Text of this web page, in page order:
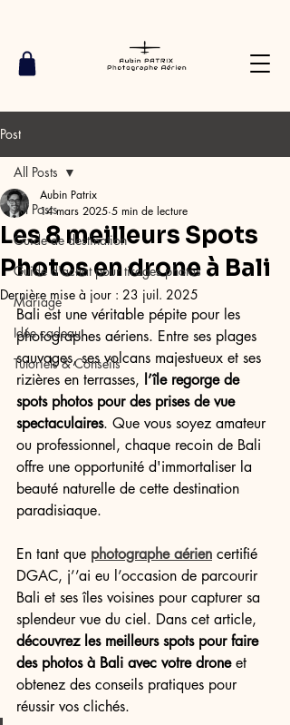
Post
All Posts
Guide de destination
Guide d'achat pour tirages photos
Mariage
Idée cadeau
Tutoriels & Conseils
All Posts
Les 8 meilleurs Spots
Photos en drone à Bali
Aubin Patrix
14 mars 2025 5 min de lecture
Dernière mise à jour : 23 juil. 2025
Bali est une véritable pépite pour les
photographes aériens. Entre ses plages
sauvages, ses volcans majestueux et ses
rizières en terrasses, l’île regorge de
spots photos pour des prises de vue
spectaculaires. Que vous soyez amateur
ou professionnel, chaque recoin de Bali
offre une opportunité d'immortaliser la
beauté naturelle de cette destination
paradisiaque.
En tant que photographe aérien certifié
DGAC, j’’ai eu l’occasion de parcourir
Bali et ses îles voisines pour capturer sa
splendeur vue du ciel. Dans cet article,
découvrez les meilleurs spots pour faire
des photos à Bali avec votre drone et
obtenez des conseils pratiques pour
réussir vos clichés.